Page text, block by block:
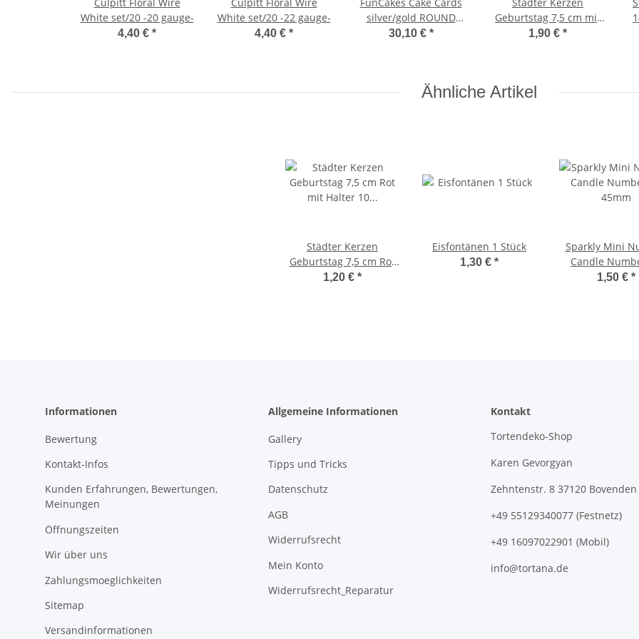
Culpitt Floral Wire
White set/20 -20 gauge-
4,40 € *
Culpitt Floral Wire
White set/20 -22 gauge-
4,40 € *
FunCakes Cake Cards
silver/gold ROUND
16cm pk/100
30,10 € *
Städter Kerzen
Geburtstag 7,5 cm mit
Halter 10 Stück
1,90 € *
Ähnliche Artikel
Städter Kerzen
Geburtstag 7,5 cm Rot
mit Halter 10 Stück
1,20 € *
Eisfontänen 1 Stück
1,30 € *
Sparkly Mini
Candle
45mm
1,50 € *
Informationen
Bewertung
Kontakt-Infos
Kunden Erfahrungen, Bewertungen,
Meinungen
Öffnungszeiten
Wir über uns
Zahlungsmoeglichkeiten
Sitemap
Versandinformationen
Allgemeine Informationen
Gallery
Tipps und Tricks
Datenschutz
AGB
Widerrufsrecht
Mein Konto
Widerrufsrecht_Reparatur
Kontakt
Tortendeko-Shop
Karen Gevorgyan
Zehntenstr. 8 37120 Bovenden
+49 55129340077 (Festnetz)
+49 16097022901 (Mobil)
info@tortana.de